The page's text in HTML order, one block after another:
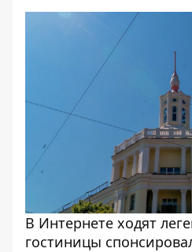
В Интернете ходят
гостиницы